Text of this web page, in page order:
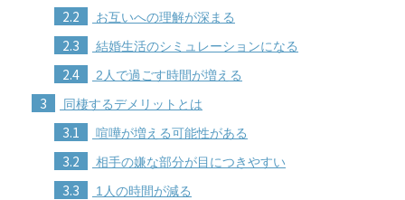
2.2 お互いへの理解が深まる
2.3 結婚生活のシミュレーションになる
2.4 2人で過ごす時間が増える
3 同棲するデメリットとは
3.1 喧嘩が増える可能性がある
3.2 相手の嫌な部分が目につきやすい
3.3 1人の時間が減る